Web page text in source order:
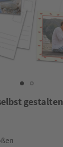
gestalten